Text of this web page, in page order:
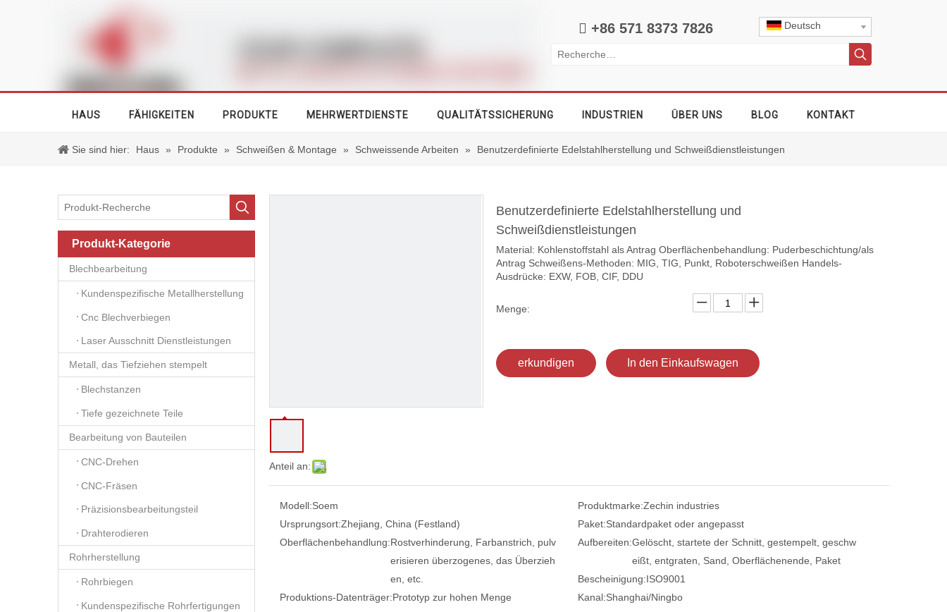
 +86 571 8373 7826 Deutsch
HAUS FÄHIGKEITEN PRODUKTE MEHRWERTDIENSTE QUALITÄTSSICHERUNG INDUSTRIEN ÜBER UNS BLOG KONTAKT
Sie sind hier: Haus » Produkte » Schweißen & Montage » Schweissende Arbeiten » Benutzerdefinierte Edelstahlherstellung und Schweißdienstleistungen
Produkt-Kategorie
Blechbearbeitung
Kundenspezifische Metallherstellung
Cnc Blechverbiegen
Laser Ausschnitt Dienstleistungen
Metall, das Tiefziehen stempelt
Blechstanzen
Tiefe gezeichnete Teile
Bearbeitung von Bauteilen
CNC-Drehen
CNC-Fräsen
Präzisionsbearbeitungsteil
Drahterodieren
Rohrherstellung
Rohrbiegen
Kundenspezifische Rohrfertigungen
Anteil an:
Benutzerdefinierte Edelstahlherstellung und
Schweißdienstleistungen
Material: Kohlenstoffstahl als Antrag Oberflächenbehandlung: Puderbeschichtung/als
Antrag Schweißens-Methoden: MIG, TIG, Punkt, Roboterschweißen Handels-
Ausdrücke: EXW, FOB, CIF, DDU
Menge:
erkundigen In den Einkaufswagen
Modell:Soem Produktmarke:Zechin industries
Ursprungsort:Zhejiang, China (Festland) Paket:Standardpaket oder angepasst
Oberflächenbehandlung:Rostverhinderung, Farbanstrich, pulv
erisieren überzogenes, das Überzieh
en, etc.
Aufbereiten:Gelöscht, startete der Schnitt, gestempelt, geschw
eißt, entgraten, Sand, Oberflächenende, Paket
Bescheinigung:ISO9001
Produktions-Datenträger:Prototyp zur hohen Menge Kanal:Shanghai/Ningbo